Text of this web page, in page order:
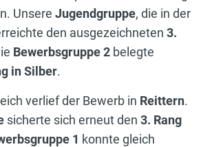
Unsere Jugendgruppe, die in der
den ausgezeichneten 3.
Bewerbsgruppe 2 belegte
in Silber.
verlief der Bewerb in Reittern.
sicherte sich erneut den 3. Rang
1 konnte gleich